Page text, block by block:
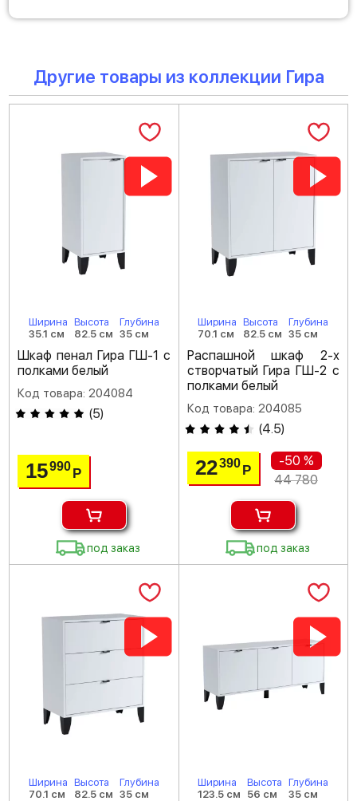
Другие товары из коллекции Гира
Ширина
35.1 см
Высота
82.5 см
Глубина
35 см
Шкаф пенал Гира ГШ-1 с
полками белый
Код товара: 204084
(5)
15990Р
под заказ
Ширина
70.1 см
Высота
82.5 см
Глубина
35 см
Распашной шкаф 2-х
створчатый Гира ГШ-2 с
полками белый
Код товара: 204085
(4.5)
22390 Р
-50 %
44 780
под заказ
Ширина
70.1 см
Высота
82.5 см
Глубина
35 см
Ширина
123.5 см
Высота
56 см
Глубина
35 см